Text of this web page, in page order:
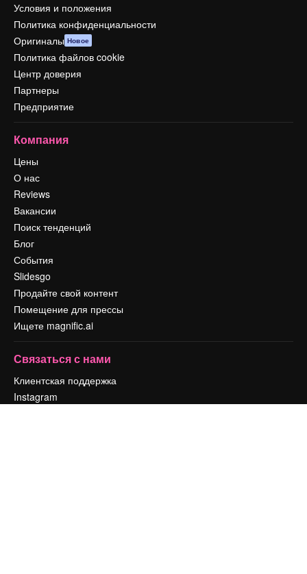
Условия и положения
Политика конфиденциальности
Оригиналы Новое
Политика файлов cookie
Центр доверия
Партнеры
Предприятие
Компания
Цены
О нас
Reviews
Вакансии
Поиск тенденций
Блог
События
Slidesgo
Продайте свой контент
Помещение для прессы
Ищете magnific.ai
Связаться с нами
Клиентская поддержка
Instagram